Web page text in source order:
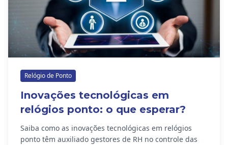
Relógio de Ponto
Inovações tecnológicas em
relógios ponto: o que esperar?
Saiba como as inovações tecnológicas em relógios
ponto têm auxiliado gestores de RH no controle das